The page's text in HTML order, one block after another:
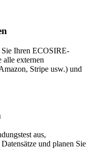
Ihren ECOSIRE-
alle externen
Stripe usw.) und
aus,
und planen Sie